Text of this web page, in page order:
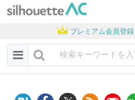
プレミアム会員登録